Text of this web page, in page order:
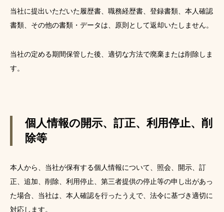
当社に提出いただいた履歴書、職務経歴書、登録書類、本人確認
書類、その他の書類・データは、原則として返却いたしません。
当社の定める期間保管した後、適切な方法で廃棄または削除しま
す。
個人情報の開示、訂正、利用停止、削
除等
本人から、当社が保有する個人情報について、照会、開示、訂
正、追加、削除、利用停止、第三者提供の停止等の申し出があっ
た場合、当社は、本人確認を行ったうえで、法令に基づき適切に
対応します。